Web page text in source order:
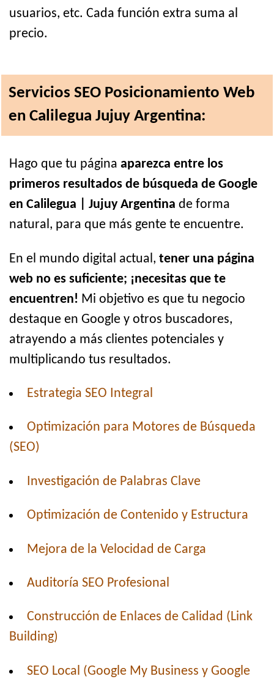
usuarios, etc. Cada función extra suma al
precio.
Servicios SEO Posicionamiento Web
en Calilegua Jujuy Argentina:
Hago que tu página aparezca entre los
primeros resultados de búsqueda de Google
en Calilegua | Jujuy Argentina de forma
natural, para que más gente te encuentre.
En el mundo digital actual, tener una página
web no es suficiente; ¡necesitas que te
encuentren! Mi objetivo es que tu negocio
destaque en Google y otros buscadores,
atrayendo a más clientes potenciales y
multiplicando tus resultados.
Estrategia SEO Integral
Optimización para Motores de Búsqueda
(SEO)
Investigación de Palabras Clave
Optimización de Contenido y Estructura
Mejora de la Velocidad de Carga
Auditoría SEO Profesional
Construcción de Enlaces de Calidad (Link
Building)
SEO Local (Google My Business y Google